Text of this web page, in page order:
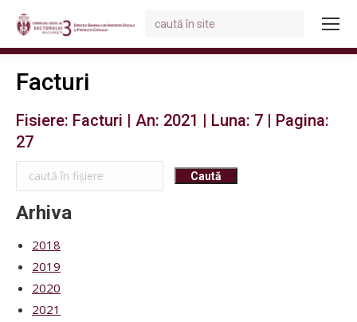
Search:
Facturi
Fisiere: Facturi | An: 2021 | Luna: 7 | Pagina:
27
Arhiva
2018
2019
2020
2021